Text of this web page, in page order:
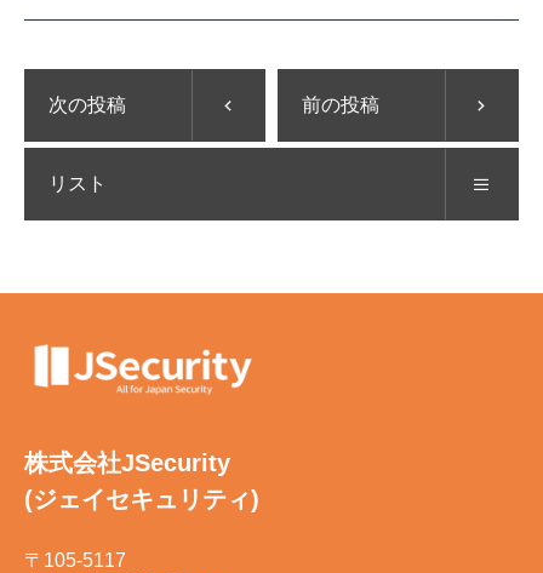
次の投稿 前の投稿
リスト
株式会社JSecurity
(ジェイセキュリティ)
〒105-5117